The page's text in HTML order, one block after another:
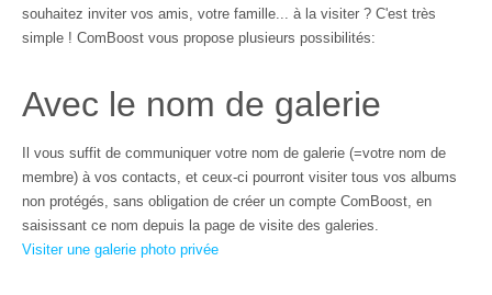
souhaitez inviter vos amis, votre famille... à la visiter ? C'est très
simple ! ComBoost vous propose plusieurs possibilités:
Avec le nom de galerie
Il vous suffit de communiquer votre nom de galerie (=votre nom de
membre) à vos contacts, et ceux-ci pourront visiter tous vos albums
non protégés, sans obligation de créer un compte ComBoost, en
saisissant ce nom depuis la page de visite des galeries.
Visiter une galerie photo privée